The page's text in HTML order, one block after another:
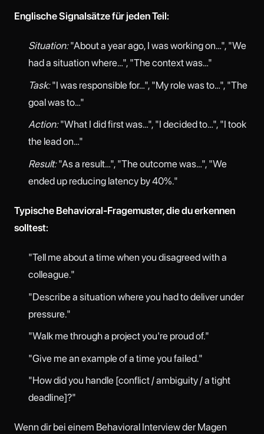
Englische Signalsätze für jeden Teil:
Situation:"About a year ago, I was working on…", "We
had a situation where…", "The context was…"
Task:"I was responsible for…", "My role was to…", "The
goal was to…"
Action:"What I did first was…", "I decided to…", "I took
the lead on…"
Result:"As a result…", "The outcome was…", "We
ended up reducing latency by 40%."
Typische Behavioral-Fragemuster, die du erkennen
solltest:
"Tell me about a time when you disagreed with a
colleague."
"Describe a situation where you had to deliver under
pressure."
"Walk me through a project you're proud of."
"Give me an example of a time you failed."
"How did you handle [conflict / ambiguity / a tight
deadline]?"
Wenn dir bei einem Behavioral Interview der Magen